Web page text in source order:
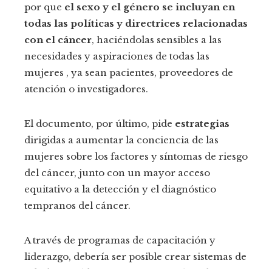
por que el sexo y el género se incluyan en
todas las políticas y directrices relacionadas
con el cáncer, haciéndolas sensibles a las
necesidades y aspiraciones de todas las
mujeres , ya sean pacientes, proveedores de
atención o investigadores.
El documento, por último, pide estrategias
dirigidas a aumentar la conciencia de las
mujeres sobre los factores y síntomas de riesgo
del cáncer, junto con un mayor acceso
equitativo a la detección y el diagnóstico
tempranos del cáncer.
A través de programas de capacitación y
liderazgo, debería ser posible crear sistemas de